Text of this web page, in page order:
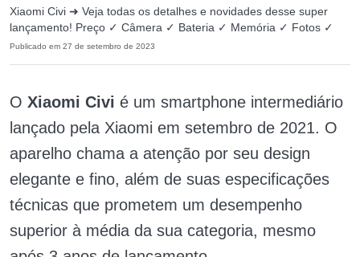
Xiaomi Civi ➜ Veja todas os detalhes e novidades desse super
lançamento! Preço ✓ Câmera ✓ Bateria ✓ Memória ✓ Fotos ✓
Publicado em 27 de setembro de 2023
O Xiaomi Civi é um smartphone intermediário
lançado pela Xiaomi em setembro de 2021. O
aparelho chama a atenção por seu design
elegante e fino, além de suas especificações
técnicas que prometem um desempenho
superior à média da sua categoria, mesmo